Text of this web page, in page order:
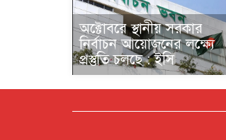
অক্টোবরে স্থানীয় সরকার
নির্বাচন আয়োজনের লক্ষ্যে
প্রস্তুতি চলছে : ইসি